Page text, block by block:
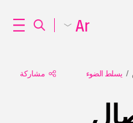
يسلط الضوء مشاركة
Ar